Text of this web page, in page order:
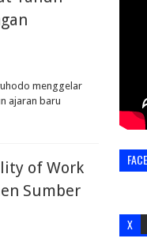
menggelar
ajaran baru
of Work
Sumber
X